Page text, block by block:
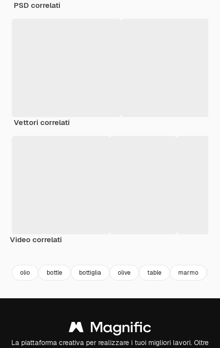
PSD correlati
Vettori correlati
Video correlati
olio bottle bottiglia olive table marmo
La piattaforma creativa per realizzare i tuoi migliori lavori. Oltre